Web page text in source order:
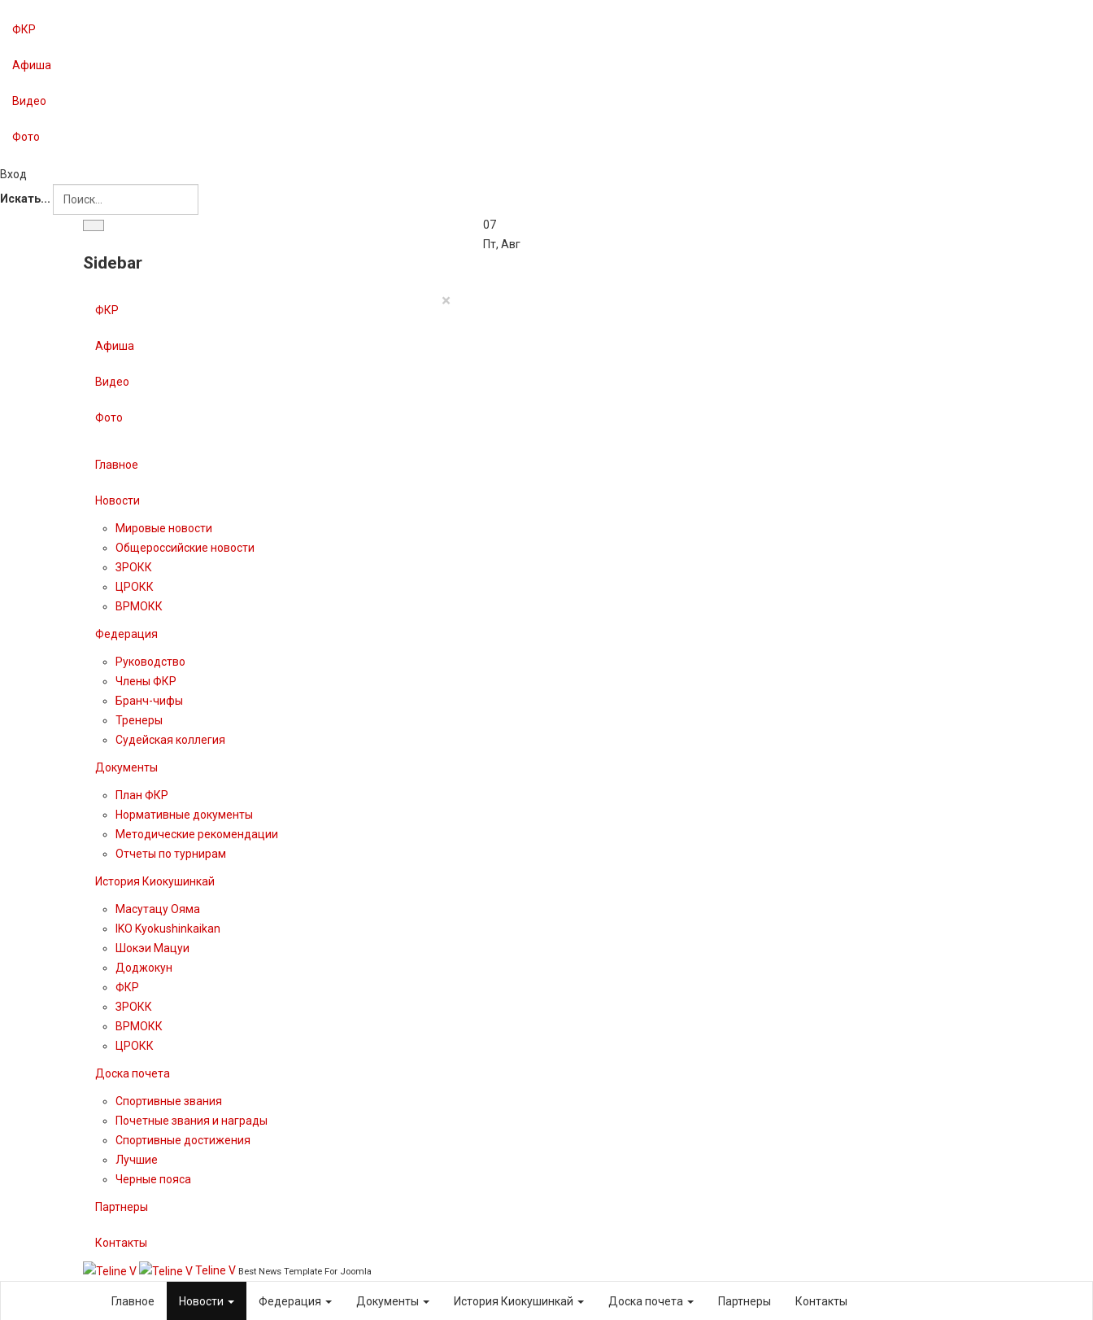
ФКР
Афиша
Видео
Фото
Вход
Искать...
Sidebar
×
ФКР
Афиша
Видео
Фото
Главное
Новости
Мировые новости
Общероссийские новости
ЗРОКК
ЦРОКК
ВРМОКК
Федерация
Руководство
Члены ФКР
Бранч-чифы
Тренеры
Судейская коллегия
Документы
План ФКР
Нормативные документы
Методические рекомендации
Отчеты по турнирам
История Киокушинкай
Масутацу Ояма
IKO Kyokushinkaikan
Шокэи Мацуи
Доджокун
ФКР
ЗРОКК
ВРМОКК
ЦРОКК
Доска почета
Спортивные звания
Почетные звания и награды
Спортивные достижения
Лучшие
Черные пояса
Партнеры
Контакты
Teline V Best News Template For Joomla
07
Пт, Авг
Главное Новости Федерация Документы История Киокушинкай Доска почета Партнеры Контакты